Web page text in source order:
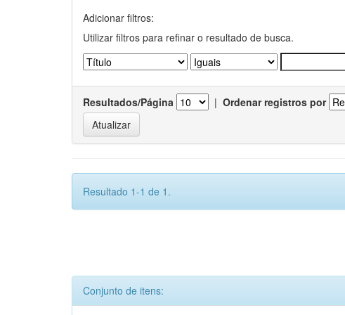
Adicionar filtros:
Utilizar filtros para refinar o resultado de busca.
Resultados/Página | Ordenar registros por
Resultado 1-1 de 1.
Conjunto de itens: